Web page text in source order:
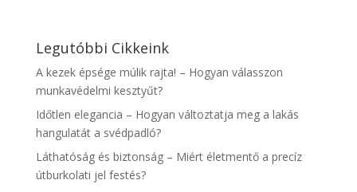
Legutóbbi Cikkeink
A kezek épsége múlik rajta! – Hogyan válasszon
munkavédelmi kesztyűt?
Időtlen elegancia – Hogyan változtatja meg a lakás
hangulatát a svédpadló?
Láthatóság és biztonság – Miért életmentő a precíz
útburkolati jel festés?